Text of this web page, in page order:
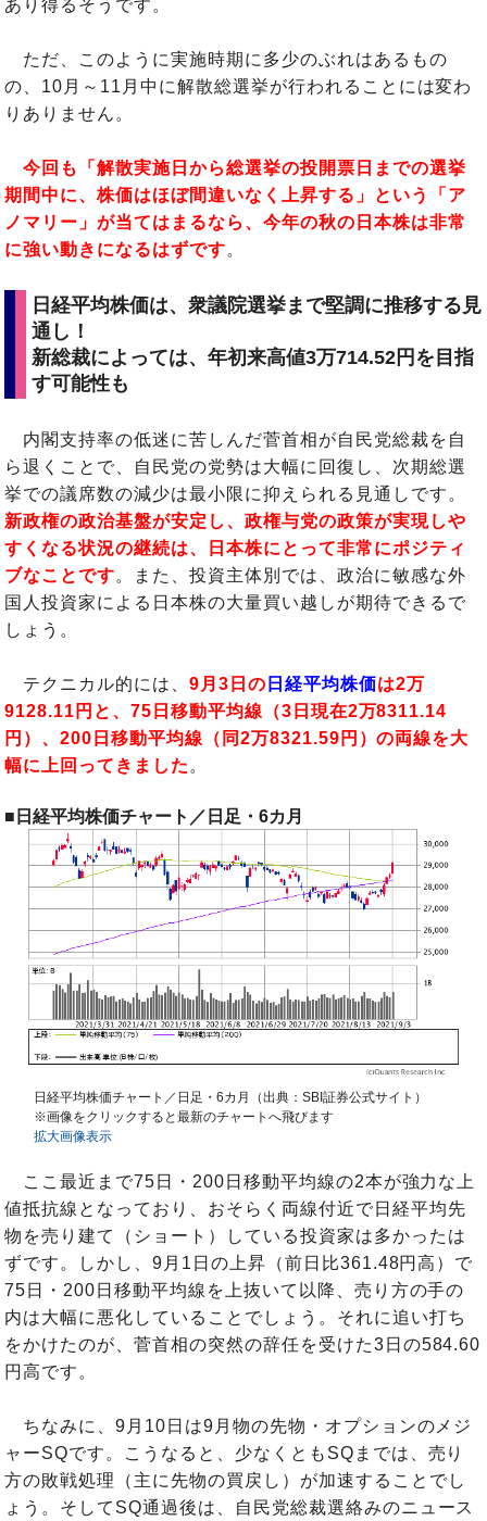
あり得るそうです。
ただ、このように実施時期に多少のぶれはあるもの
の、10月～11月中に解散総選挙が行われることには変わ
りありません。
今回も「解散実施日から総選挙の投開票日までの選挙
期間中に、株価はほぼ間違いなく上昇する」という「ア
ノマリー」が当てはまるなら、今年の秋の日本株は非常
に強い動きになるはずです。
日経平均株価は、衆議院選挙まで堅調に推移する見
通し！
新総裁によっては、年初来高値3万714.52円を目指
す可能性も
内閣支持率の低迷に苦しんだ菅首相が自民党総裁を自
ら退くことで、自民党の党勢は大幅に回復し、次期総選
挙での議席数の減少は最小限に抑えられる見通しです。
新政権の政治基盤が安定し、政権与党の政策が実現しや
すくなる状況の継続は、日本株にとって非常にポジティ
ブなことです。また、投資主体別では、政治に敏感な外
国人投資家による日本株の大量買い越しが期待できるで
しょう。
テクニカル的には、9月3日の 日経平均株価は2万
9128.11円と、75日移動平均線（3日現在2万8311.14
円）、200日移動平均線（同2万8321.59円）の両線を大
幅に上回ってきました 。
■日経平均株価チャート／日足・6カ月
日経平均株価チャート／日足・6カ月（出典：SBI証券公式サイト）
※画像をクリックすると最新のチャートへ飛びます
拡大画像表示
ここ最近まで75日・200日移動平均線の2本が強力な上
値抵抗線となっており、おそらく両線付近で日経平均先
物を売り建て（ショート）している投資家は多かったは
ずです。しかし、9月1日の上昇（前日比361.48円高）で
75日・200日移動平均線を上抜いて以降、売り方の手の
内は大幅に悪化していることでしょう。それに追い打ち
をかけたのが、菅首相の突然の辞任を受けた3日の584.60
円高です。
ちなみに、9月10日は9月物の先物・オプションのメジ
ャーSQです。こうなると、少なくともSQまでは、売り
方の敗戦処理（主に先物の買戻し）が加速することでし
ょう。そしてSQ通過後は、自民党総裁選絡みのニュース